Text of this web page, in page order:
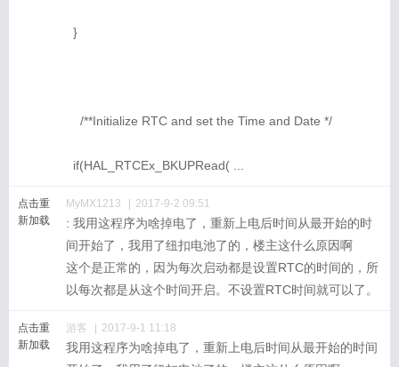
}
/**Initialize RTC and set the Time and Date */
if(HAL_RTCEx_BKUPRead( ...
点击重
新加载
MyMX1213 2017-9-2 09:51
: 我用这程序为啥掉电了，重新上电后时间从最开始的时
间开始了，我用了纽扣电池了的，楼主这什么原因啊
这个是正常的，因为每次启动都是设置RTC的时间的，所
以每次都是从这个时间开启。不设置RTC时间就可以了。
点击重
新加载
游客 2017-9-1 11:18
我用这程序为啥掉电了，重新上电后时间从最开始的时间